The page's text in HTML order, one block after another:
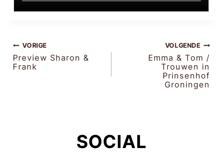
BERICHT
NAVIGATIE
VORIGE
Preview Sharon &
Frank
VOLGENDE
Emma & Tom /
Trouwen in
Prinsenhof
Groningen
SOCIAL